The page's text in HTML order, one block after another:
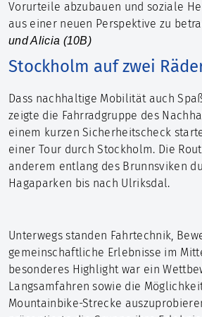
Vorurteile abzubauen und soziale
aus einer neuen Perspektive zu
und Alicia (10B)
Stockholm auf zwei
Dass nachhaltige Mobilität auch
zeigte die Fahrradgruppe des
einem kurzen Sicherheitscheck
einer Tour durch Stockholm. Die
anderem entlang des Brunnsviken
Hagaparken bis nach Ulriksdal.
Unterwegs standen Fahrtechnik,
gemeinschaftliche Erlebnisse im
besonderes Highlight war ein
Langsamfahren sowie die
Mountainbike-Strecke